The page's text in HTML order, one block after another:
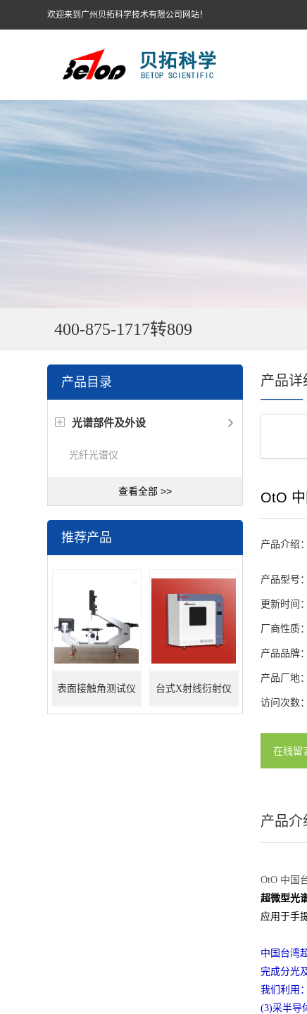
欢迎来到广州贝拓科学技术有限公司网站！
400-875-1717转809
产品目录
光谱部件及外设
光纤光谱仪
查看全部 >>
推荐产品
表面接触角测试仪 台式X射线衍射仪
产品详
OtO
产品介绍：
产品型号：
更新时间：
厂商性质：
产品品牌：
产品厂地：
访问次数：
在线留
产品介
OtO 中国
超微型光
应用于手
中国台湾
完成分光
我们利用
(3)采半导